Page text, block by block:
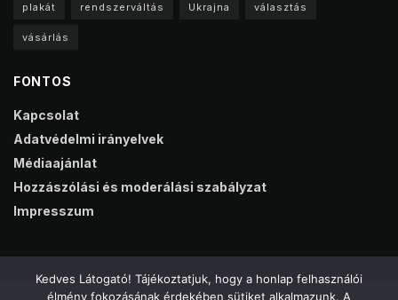
plakát rendszerváltás Ukrajna választás
vásárlás
FONTOS
Kapcsolat
Adatvédelmi irányelvek
Médiaajánlat
Hozzászólási és moderálási szabályzat
Impresszum
Kedves Látogató! Tájékoztatjuk, hogy a honlap felhasználói
élmény fokozásának érdekében sütiket alkalmazunk. A